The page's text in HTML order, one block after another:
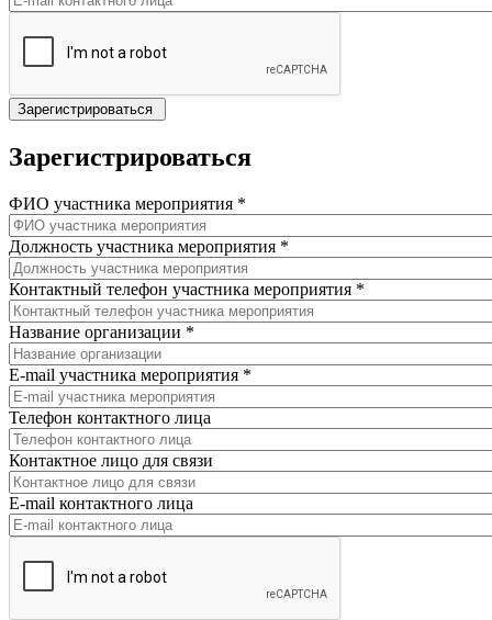
Зарегистрироваться
ФИО участника мероприятия *
Должность участника мероприятия *
Контактный телефон участника мероприятия *
Название организации *
E-mail участника мероприятия *
Телефон контактного лица
Контактное лицо для связи
E-mail контактного лица